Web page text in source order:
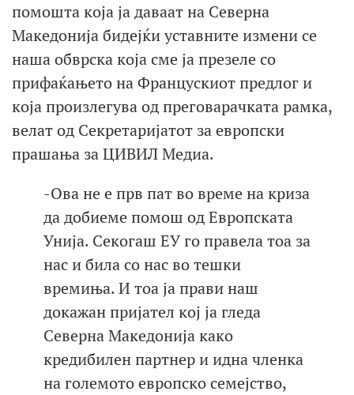
помошта која ја даваат на Северна
Македонија бидејќи уставните измени се
наша обврска која сме ја презеле со
прифаќањето на Францускиот предлог и
која произлегува од преговарачката рамка,
велат од Секретаријатот за европски
прашања за ЦИВИЛ Медиа.
-Ова не е прв пат во време на криза
да добиеме помош од Европската
Унија. Секогаш ЕУ го правела тоа за
нас и била со нас во тешки
времиња. И тоа ја прави наш
докажан пријател кој ја гледа
Северна Македонија како
кредибилен партнер и идна членка
на големото европско семејство,